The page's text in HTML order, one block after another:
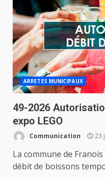
ARRETES MUNICIPAUX
49-2026
expo LEGO
Communication 23
La commune de
débit de boissons